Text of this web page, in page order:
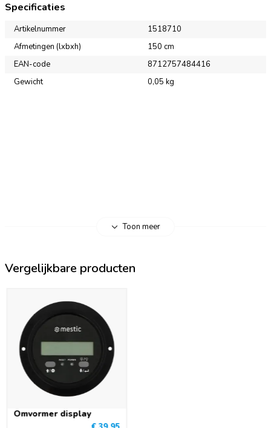
Specificaties
Artikelnummer
1518710
Afmetingen (lxbxh)
150 cm
EAN-code
8712757484416
Gewicht
0,05 kg
Toon meer
Vergelijkbare producten
Omvormer display